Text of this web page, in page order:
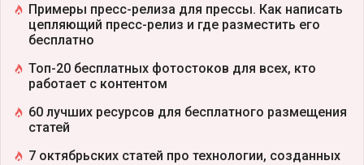
Примеры пресс-релиза для прессы. Как написать
цепляющий пресс-релиз и где разместить его
бесплатно
Топ-20 бесплатных фотостоков для всех, кто
работает с контентом
60 лучших ресурсов для бесплатного размещения
статей
7 октябрьских статей про технологии, созданных